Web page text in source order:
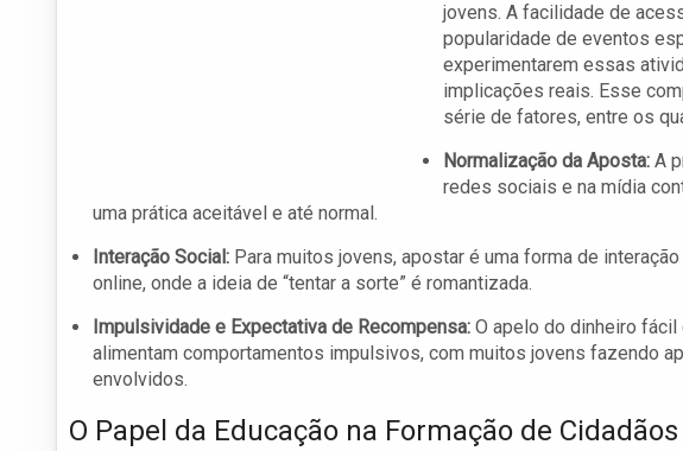
jovens. A facilidade de
popularidade de eventos
experimentarem essas
implicações reais. Esse
série de fatores, entre os
Normalização da Aposta: A
redes sociais e na mídia
uma prática aceitável e até normal.
Interação Social: Para muitos jovens, apostar é uma forma de
online, onde a ideia de “tentar a sorte” é romantizada.
Impulsividade e Expectativa de Recompensa: O apelo do dinheiro
alimentam comportamentos impulsivos, com muitos jovens fazendo
envolvidos.
O Papel da Educação na Formação de